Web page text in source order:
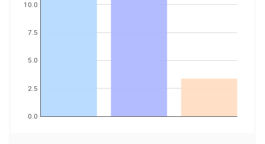
0.0
2.5
5.0
7.5
10.0